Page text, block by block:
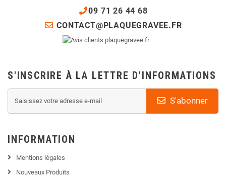
09 71 26 44 68
CONTACT@PLAQUEGRAVEE.FR
S'INSCRIRE À LA LETTRE D'INFORMATIONS
S'abonner
INFORMATION
Mentions légales
Nouveaux Produits